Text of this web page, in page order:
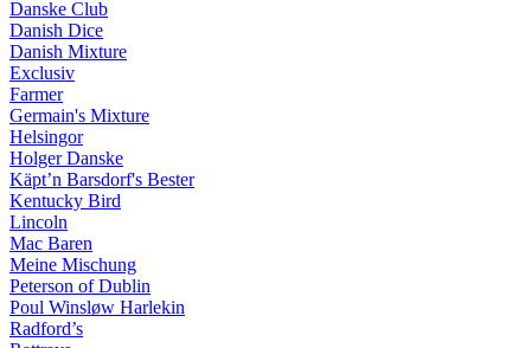
Danske Club
Danish Dice
Danish Mixture
Exclusiv
Farmer
Germain's Mixture
Helsingor
Holger Danske
Käpt’n Barsdorf's Bester
Kentucky Bird
Lincoln
Mac Baren
Meine Mischung
Peterson of Dublin
Poul Winsløw Harlekin
Radford’s